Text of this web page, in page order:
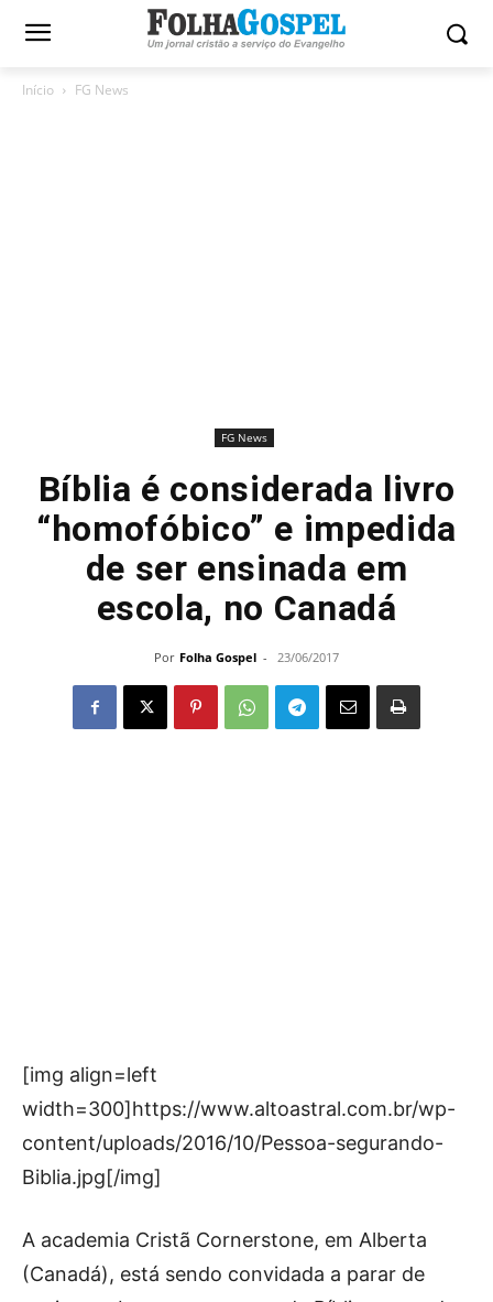
Início FG News
FG News
Bíblia é considerada livro
“homofóbico” e impedida
de ser ensinada em
escola, no Canadá
Por Folha Gospel - 23/06/2017
[img align=left
width=300]https://www.altoastral.com.br/wp-
content/uploads/2016/10/Pessoa-segurando-
Biblia.jpg[/img]
A academia Cristã Cornerstone, em Alberta
(Canadá), está sendo convidada a parar de